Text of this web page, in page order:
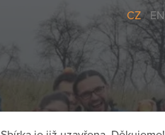
CZ/EN